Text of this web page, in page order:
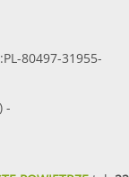
80497-31955-
-